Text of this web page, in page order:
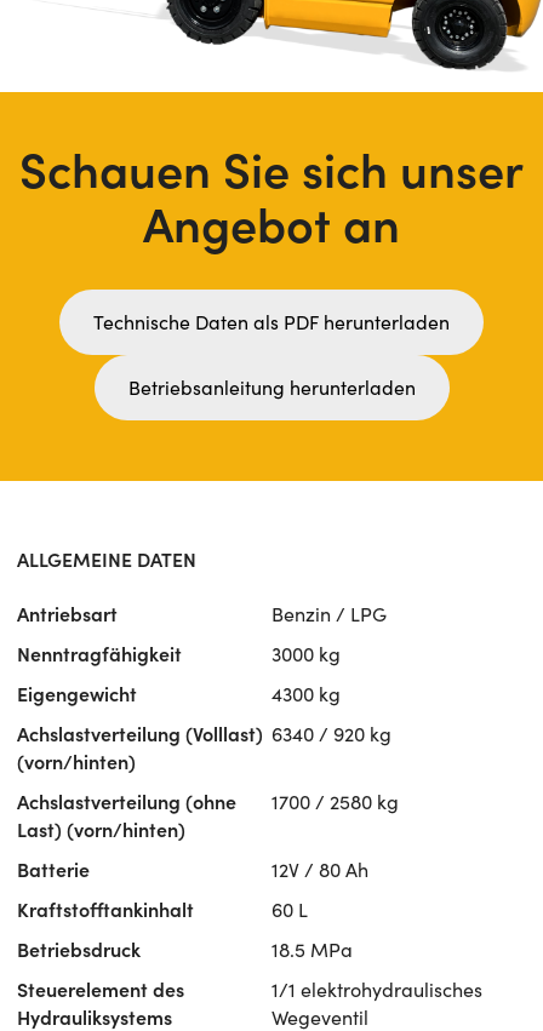
Schauen Sie sich unser
Angebot an
Technische Daten als PDF herunterladen
Betriebsanleitung herunterladen
ALLGEMEINE DATEN
Antriebsart Benzin / LPG
Nenntragfähigkeit 3000 kg
Eigengewicht 4300 kg
Achslastverteilung (Volllast)
(vorn/hinten)
6340 / 920 kg
Achslastverteilung (ohne
Last) (vorn/hinten)
1700 / 2580 kg
Batterie 12V / 80 Ah
Kraftstofftankinhalt 60 L
Betriebsdruck 18.5 MPa
Steuerelement des
Hydrauliksystems
1/1 elektrohydraulisches
Wegeventil